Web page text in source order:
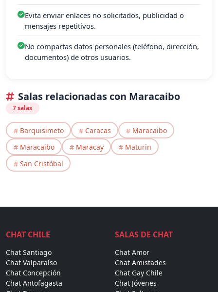
Evita enviar enlaces no solicitados, publicidad o
mensajes repetitivos.
No compartas datos personales (teléfono, dirección,
documentos) de otros usuarios.
Salas relacionadas con Maracaibo
7 salas
Barquisimeto Caracas
Maracaibo
Maracaibo
Maracay
Maturin
San Cristóbal
CHAT CHILE
Chat Santiago
Chat Valparaíso
Chat Concepción
Chat Antofagasta
SALAS DE CHAT
Chat Amor
Chat Amistades
Chat Gay Chile
Chat Jóvenes